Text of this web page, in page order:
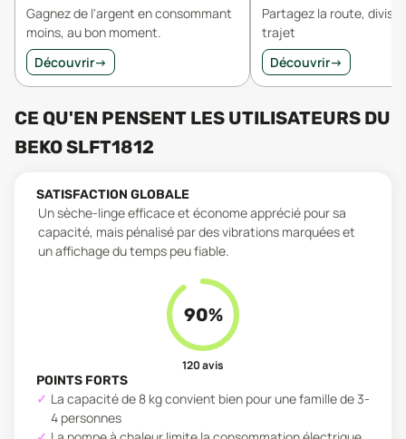
Gagnez de l'argent en consommant
moins, au bon moment.
Découvrir→
Partagez la route,
trajet
Découvrir→
CE QU'EN PENSENT LES UTILISATEURS DU
BEKO SLFT1812
SATISFACTION GLOBALE
Un sèche-linge efficace et économe apprécié pour sa
capacité, mais pénalisé par des vibrations marquées et
un affichage du temps peu fiable.
90%
120avis
POINTS FORTS
La capacité de 8 kg convient bien pour une famille de 3-
4 personnes